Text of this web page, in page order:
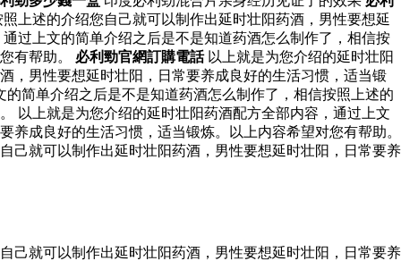
上述的介绍您自己就可以制作出延时壮阳药酒，男性要想延
过上文的简单介绍之后是不是知道药酒怎么制作了，相信按
有帮助。 必利勁官網訂購電話以上就是为您介绍的延时壮阳
，男性要想延时壮阳，日常要养成良好的生活习惯，适当锻
简单介绍之后是不是知道药酒怎么制作了，相信按照上述的
以上就是为您介绍的延时壮阳药酒配方全部内容，通过上文
成良好的生活习惯，适当锻炼。以上内容希望对您有帮助。
己就可以制作出延时壮阳药酒，男性要想延时壮阳，日常要养
己就可以制作出延时壮阳药酒，男性要想延时壮阳，日常要养